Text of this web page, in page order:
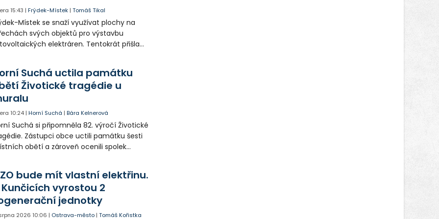
15:43 |Frýdek-Místek |Tomáš Tikal
Místek se snaží využívat plochy na
svých objektů pro výstavbu
elektráren. Tentokrát přišla
Suchá uctila památku
Životické tragédie u
10:24 |Horní Suchá |Bára Kelnerová
Suchá si připomněla 82. výročí Životické
Zástupci obce uctili památku šesti
obětí a zároveň ocenili spolek
bude mít vlastní elektřinu.
Kunčicích vyrostou 2
jednotky
2026 10:06 | Ostrava-město |Tomáš Kořistka